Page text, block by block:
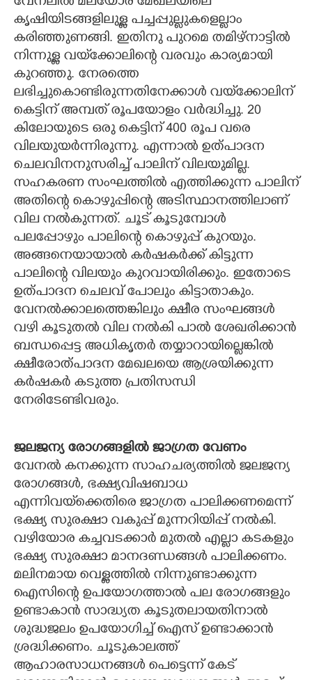
കൃഷിയിടങ്ങളിലുള്ള പച്ചപ്പുല്ലുകളെല്ലാം
കരിഞ്ഞുണങ്ങി. ഇതിനു പുറമെ തമിഴ്നാട്ടിൽ
നിന്നുള്ള വയ്‌ക്കോലിന്റെ വരവും കാര്യമായി
കുറഞ്ഞു. നേരത്തെ
ലഭിച്ചുകൊണ്ടിരുന്നതിനേക്കാൾ വയ്‌ക്കോലിന്
കെട്ടിന് അമ്പത് രൂപയോളം വർദ്ധിച്ചു. 20
കിലോയുടെ ഒരു കെട്ടിന് 400 രൂപ വരെ
വിലയുയർന്നിരുന്നു. എന്നാൽ ഉത്പാദന
ചെലവിനനുസരിച്ച് പാലിന് വിലയുമില്ല.
സഹകരണ സംഘത്തിൽ എത്തിക്കുന്ന പാലിന്
അതിന്റെ കൊഴുപ്പിന്റെ അടിസ്ഥാനത്തിലാണ്
വില നൽകുന്നത്. ചൂട് കൂടുമ്പോൾ
പലപ്പോഴും പാലിന്റെ കൊഴുപ്പ് കുറയും.
അങ്ങനെയായാൽ കർഷകർക്ക് കിട്ടുന്ന
പാലിന്റെ വിലയും കുറവായിരിക്കും. ഇതോടെ
ഉത്പാദന ചെലവ് പോലും കിട്ടാതാകും.
വേനൽക്കാലത്തെങ്കിലും ക്ഷീര സംഘങ്ങൾ
വഴി കൂടുതൽ വില നൽകി പാൽ ശേഖരിക്കാൻ
ബന്ധപ്പെട്ട അധികൃതർ തയ്യാറായില്ലെങ്കിൽ
ക്ഷീരോത്പാദന മേഖലയെ ആശ്രയിക്കുന്ന
കർഷകർ കടുത്ത പ്രതിസന്ധി
നേരിടേണ്ടിവരും.
ജലജന്യ രോഗങ്ങളിൽ ജാഗ്രത വേണം
വേനൽ കനക്കുന്ന സാഹചര്യത്തിൽ ജലജന്യ
രോഗങ്ങൾ, ഭക്ഷ്യവിഷബാധ
എന്നിവയ്‌ക്കെതിരെ ജാഗ്രത പാലിക്കണമെന്ന്
ഭക്ഷ്യ സുരക്ഷാ വകുപ്പ് മുന്നറിയിപ്പ് നൽകി.
വഴിയോര കച്ചവടക്കാർ മുതൽ എല്ലാ കടകളും
ഭക്ഷ്യ സുരക്ഷാ മാനദണ്ഡങ്ങൾ പാലിക്കണം.
മലിനമായ വെള്ളത്തിൽ നിന്നുണ്ടാക്കുന്ന
ഐസിന്റെ ഉപയോഗത്താൽ പല രോഗങ്ങളും
ഉണ്ടാകാൻ സാദ്ധ്യത കൂടുതലായതിനാൽ
ശുദ്ധജലം ഉപയോഗിച്ച് ഐസ് ഉണ്ടാക്കാൻ
ശ്രദ്ധിക്കണം. ചൂടുകാലത്ത്
ആഹാരസാധനങ്ങൾ പെട്ടെന്ന് കേട്